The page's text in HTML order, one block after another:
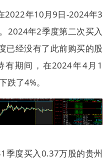
2022年10月9日-2024年3
2024年2季度第二次买入
已经没有了此前购买的股
有期间，在2024年4月1
跌了4%。
季度买入0.37万股的贵州